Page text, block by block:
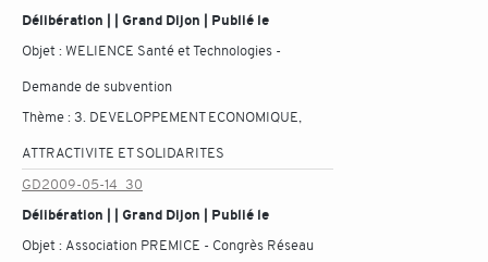
Délibération | | Grand Dijon | Publié le
Objet :WELIENCE Santé et Technologies -
Demande de subvention
Thème :3. DEVELOPPEMENT ECONOMIQUE,
ATTRACTIVITE ET SOLIDARITES
GD2009-05-14_30
Délibération | | Grand Dijon | Publié le
Objet : Association PREMICE - Congrès Réseau